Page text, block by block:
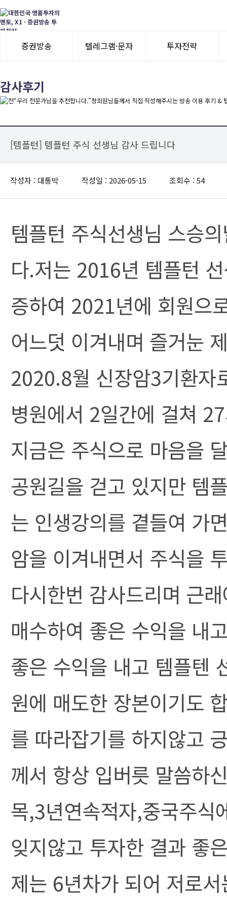
증권방송
수익률뽐내기
텔레그램·문자
3일 무료체험
투자전략
감사후기
[템플턴] 템플턴 주식 선생님 감사 드립니다
작성자 : 대통박 작성일 : 2026-05-15 조회수 : 54
템플턴 주식선생님 스승
다.저는 2016년 템플턴
증하여 2021년에 회원으
어느덧 이겨내며 즐거눈
2020.8월 신장암3기환자
병원에서 2일간에 걸쳐
지금은 주식으로 마음을
공원길을 걷고 있지만 템
는 인생강의를 곁들여 가
암을 이겨내면서 주식을
다시한번 감사드리며 근
매수하여 좋은 수익을 내
좋은 수익을 내고 템플텐
원에 매도한 장본이기도
를 따라잡기를 하지않고
께서 항상 입버릇 말씀하
목,3년연속적자,중국주식
잊지않고 투자한 결과 좋
제는 6년차가 되어 저로